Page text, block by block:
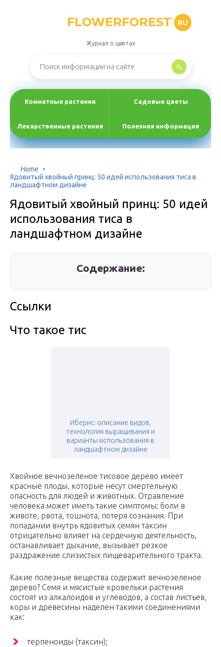
FLOWERFOREST RU
Журнал о цветах
Комнатные растения Садовые цветы
Лекарственные растения Полезная информация
Home
Ядовитый хвойный принц: 50 идей использования тиса в
ландшафтном дизайне
Ядовитый хвойный принц: 50 идей
использования тиса в
ландшафтном дизайне
Содержание:
Ссылки
Что такое тис
Иберис: описание видов,
технология выращивания и
варианты использования в
ландшафтном дизайне
Хвойное вечнозеленое тисовое дерево имеет
красные плоды, которые несут смертельную
опасность для людей и животных. Отравление
человека может иметь такие симптомы: боли в
животе, рвота, тошнота, потеря сознания. При
попадании внутрь ядовитых семян таксин
отрицательно влияет на сердечную деятельность,
останавливает дыхание, вызывает резкое
раздражение слизистых пищеварительного тракта.
Какие полезные вещества содержит вечнозеленое
дерево? Семя и мясистые кровельки растения
состоят из алкалоидов и углеводов, а состав листьев,
коры и древесины наделен такими соединениями
как:
терпеноиды (таксин);